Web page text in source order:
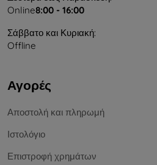
Online8:00 - 16:00
Σάββατο και Κυριακή:
Offline
Αγορές
Αποστολή και πληρωμή
Ιστολόγιο
Επιστροφή χρημάτων